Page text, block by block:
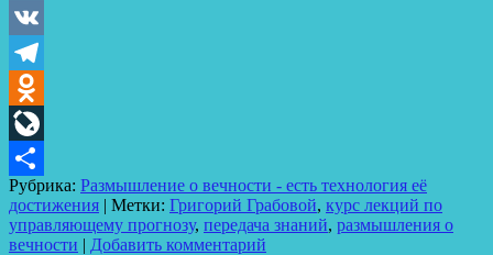
VK
Telegram
Odnoklassniki
LiveJournal
Отправить
Рубрика: Размышление о вечности - есть технология её
достижения | Метки: Григорий Грабовой, курс лекций по
управляющему прогнозу, передача знаний, размышления о
вечности | Добавить комментарий